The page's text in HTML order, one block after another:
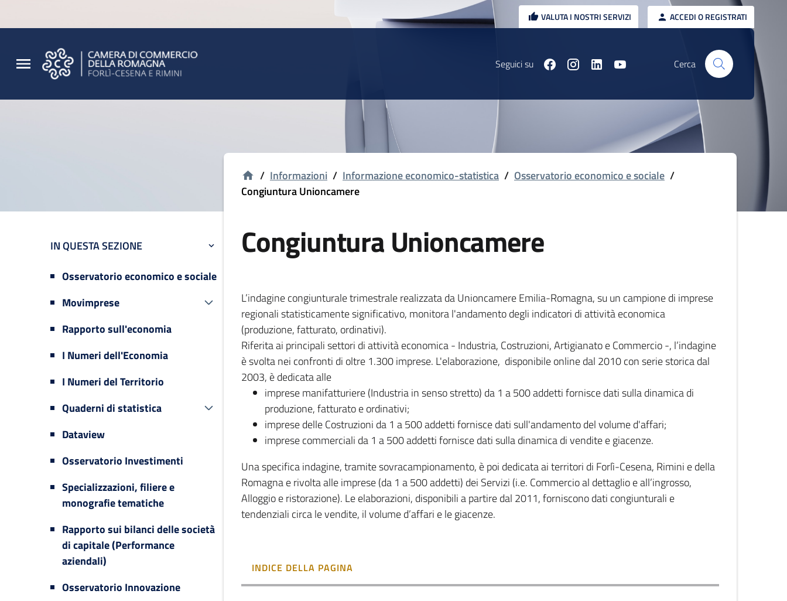
VALUTA I NOSTRI SERVIZI ACCEDI O REGISTRATI
Seguici su Cerca
IN QUESTA SEZIONE
Osservatorio economico e sociale
Movimprese
Rapporto sull'economia
I Numeri dell'Economia
I Numeri del Territorio
Quaderni di statistica
Dataview
Osservatorio Investimenti
Specializzazioni, filiere e
monografie tematiche
Rapporto sui bilanci delle società
di capitale (Performance
aziendali)
Osservatorio Innovazione
/ Informazioni / Informazione economico-statistica / Osservatorio economico e sociale /
Congiuntura Unioncamere
Congiuntura Unioncamere
L’indagine congiunturale trimestrale realizzata da Unioncamere Emilia-Romagna, su un campione di imprese
regionali statisticamente significativo, monitora l'andamento degli indicatori di attività economica
(produzione, fatturato, ordinativi).
Riferita ai principali settori di attività economica - Industria, Costruzioni, Artigianato e Commercio -, l’indagine
è svolta nei confronti di oltre 1.300 imprese. L'elaborazione, disponibile online dal 2010 con serie storica dal
2003, è dedicata alle
imprese manifatturiere (Industria in senso stretto) da 1 a 500 addetti fornisce dati sulla dinamica di
produzione, fatturato e ordinativi;
imprese delle Costruzioni da 1 a 500 addetti fornisce dati sull'andamento del volume d'affari;
imprese commerciali da 1 a 500 addetti fornisce dati sulla dinamica di vendite e giacenze.
Una specifica indagine, tramite sovracampionamento, è poi dedicata ai territori di Forlì-Cesena, Rimini e della
Romagna e rivolta alle imprese (da 1 a 500 addetti) dei Servizi (i.e. Commercio al dettaglio e all’ingrosso,
Alloggio e ristorazione). Le elaborazioni, disponibili a partire dal 2011, forniscono dati congiunturali e
tendenziali circa le vendite, il volume d’affari e le giacenze.
INDICE DELLA PAGINA